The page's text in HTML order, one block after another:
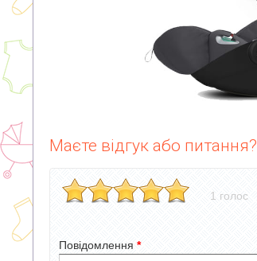
Маєте відгук або питання?
1 голос
Повідомлення *